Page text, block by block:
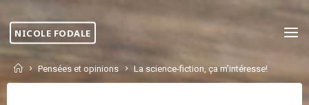
to
content
NICOLE FODALE
HomePensées et opinions La science-fiction, ça m’intéresse!